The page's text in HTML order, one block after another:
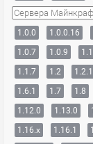
Сервера
1.0.0
1.0.0.16
1.0.7
1.0.9 1.1
1.1.7
1.2 1.2.1
1.6.1
1.7 1.8
1.12.0
1.13.0
1.16.x
1.16.1